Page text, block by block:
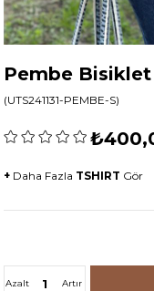
Pembe
(UTS241131-PEMBE-S)
+ Daha Fazla TSHIRT Gör
Artır
Azalt